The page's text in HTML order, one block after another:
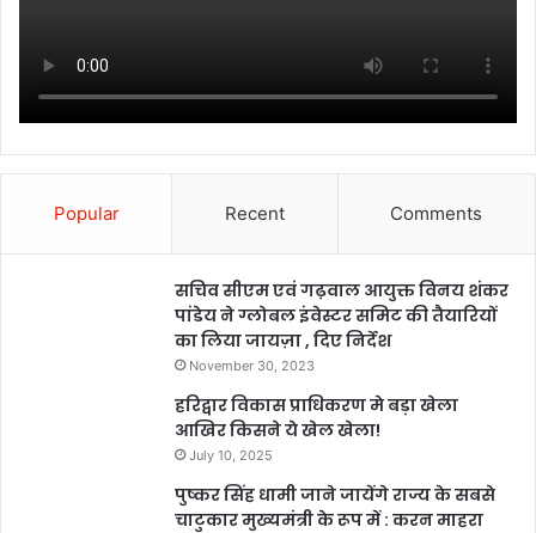
Popular Recent Comments
सचिव सीएम एवं गढ़वाल आयुक्त विनय शंकर
पांडेय ने ग्लोबल इंवेस्टर समिट की तैयारियों
का लिया जायज़ा , दिए निर्देश
November 30, 2023
हरिद्वार विकास प्राधिकरण मे बड़ा खेला
आखिर किसने ये खेल खेला!
July 10, 2025
पुष्कर सिंह धामी जाने जायेंगे राज्य के सबसे
चाटुकार मुख्यमंत्री के रूप में : करन माहरा